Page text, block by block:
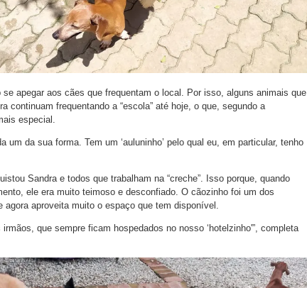
apegar aos cães que frequentam o local. Por isso, alguns animais que
continuam frequentando a “escola” até hoje, o que, segundo a
especial.
um da sua forma. Tem um ‘auluninho’ pelo qual eu, em particular, tenho
Sandra e todos que trabalham na “creche”. Isso porque, quando
ele era muito teimoso e desconfiado. O cãozinho foi um dos
agora aproveita muito o espaço que tem disponível.
que sempre ficam hospedados no nosso ‘hotelzinho'”, completa